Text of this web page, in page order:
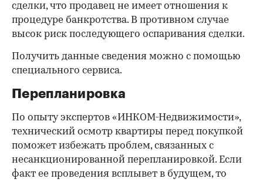
сделки, что продавец не имеет отношения к
процедуре банкротства. В противном случае
высок риск последующего оспаривания сделки.
Получить данные сведения можно с помощью
специального сервиса.
Перепланировка
По опыту экспертов «ИНКОМ-Недвижимости»,
технический осмотр квартиры перед покупкой
поможет избежать проблем, связанных с
несанкционированной перепланировкой. Если
факт ее проведения всплывет в будущем, то